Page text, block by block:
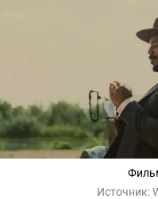
Источник: